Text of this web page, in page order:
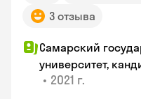
3 отзыва
Самарский
университет,
• 2021 г.